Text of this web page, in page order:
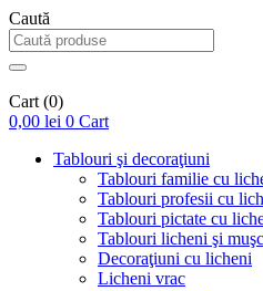
Caută
Cart (0)
0,00 lei 0 Cart
Tablouri şi decoraţiuni
Tablouri familie cu
Tablouri profesii cu
Tablouri pictate cu
Tablouri licheni şi
Decoraţiuni cu licheni
Licheni vrac